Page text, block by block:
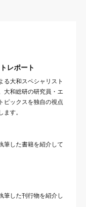
レポート
る大和スペシャリスト
大和総研の研究員・エ
ピックスを独自の視点
ます。
筆した書籍を紹介して
筆した刊行物を紹介し